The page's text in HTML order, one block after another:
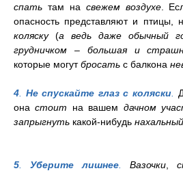
спать там на свежем воздухе.
опасность представляют и птицы,
коляску (а ведь даже обычный
грудничком – большая и
которые могутбросать с балкона
4. Не спускайте глаз с коляски.
онастоит на вашем дачном
запрыгнуть какой-нибудь
5. Уберите лишнее. Вазочки,